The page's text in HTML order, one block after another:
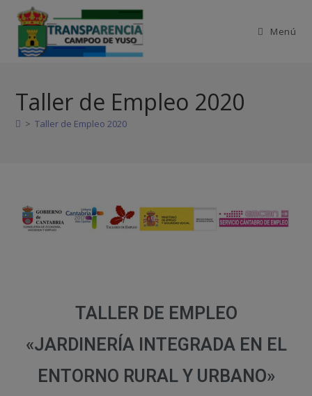
Menú
Taller de Empleo 2020
> Taller de Empleo 2020
TALLER DE EMPLEO
«JARDINERÍA INTEGRADA EN EL
ENTORNO RURAL Y URBANO»